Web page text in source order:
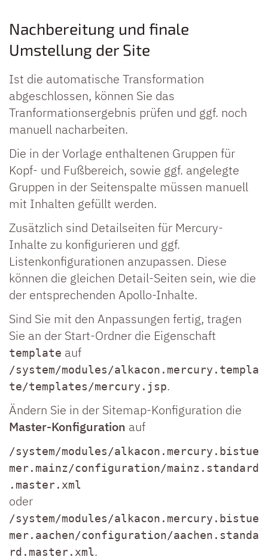
Nachbereitung und finale
Umstellung der Site
Ist die automatische Transformation
abgeschlossen, können Sie das
Tranformationsergebnis prüfen und ggf. noch
manuell nacharbeiten.
Die in der Vorlage enthaltenen Gruppen für
Kopf- und Fußbereich, sowie ggf. angelegte
Gruppen in der Seitenspalte müssen manuell
mit Inhalten gefüllt werden.
Zusätzlich sind Detailseiten für Mercury-
Inhalte zu konfigurieren und ggf.
Listenkonfigurationen anzupassen. Diese
können die gleichen Detail-Seiten sein, wie die
der entsprechenden Apollo-Inhalte.
Sind Sie mit den Anpassungen fertig, tragen
Sie an der Start-Ordner die Eigenschaft
template auf
/system/modules/alkacon.mercury.templa
te/templates/mercury.jsp.
Ändern Sie in der Sitemap-Konfiguration die
Master-Konfiguration auf
/system/modules/alkacon.mercury.bistue
mer.mainz/configuration/mainz.standard
.master.xml
oder
/system/modules/alkacon.mercury.bistue
mer.aachen/configuration/aachen.standa
rd.master.xml.